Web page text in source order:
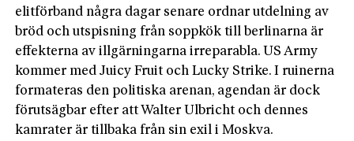
elitförband några dagar senare ordnar utdelning av
bröd och utspisning från soppkök till berlinarna är
effekterna av illgärningarna irreparabla. US Army
kommer med Juicy Fruit och Lucky Strike. I ruinerna
formateras den politiska arenan, agendan är dock
förutsägbar efter att Walter Ulbricht och dennes
kamrater är tillbaka från sin exil i Moskva.